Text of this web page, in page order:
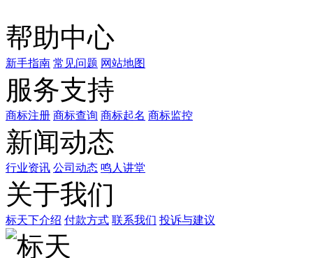
帮助中心
新手指南 常见问题 网站地图
服务支持
商标注册 商标查询 商标起名 商标监控
新闻动态
行业资讯 公司动态 鸣人讲堂
关于我们
标天下介绍 付款方式 联系我们 投诉与建议